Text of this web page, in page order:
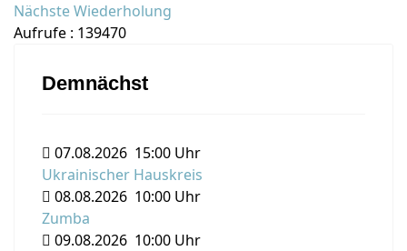
Nächste Wiederholung
Aufrufe : 139470
Demnächst
07.08.2026 15:00 Uhr
Ukrainischer Hauskreis
08.08.2026 10:00 Uhr
Zumba
09.08.2026 10:00 Uhr